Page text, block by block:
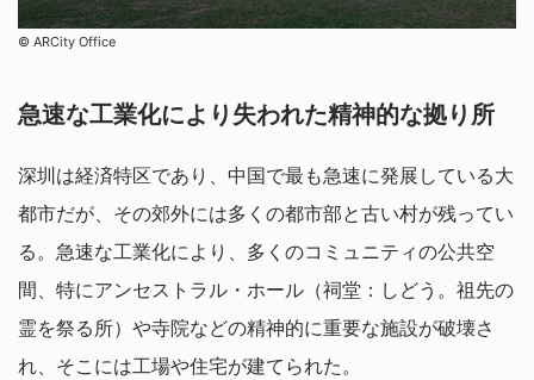
©︎ ARCity Office
急速な工業化により失われた精神的な拠り所
深圳は経済特区であり、中国で最も急速に発展している大
都市だが、その郊外には多くの都市部と古い村が残ってい
る。急速な工業化により、多くのコミュニティの公共空
間、特にアンセストラル・ホール（祠堂：しどう。祖先の
霊を祭る所）や寺院などの精神的に重要な施設が破壊さ
れ、そこには工場や住宅が建てられた。